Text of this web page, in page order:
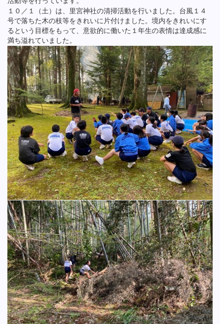
１０／１（土）は、里宮神社の清掃活動を行いました。台風１４
号で落ちた木の枝等をきれいに片付けました。境内をきれいにす
るという目標をもって、意欲的に働いた１年生の表情は達成感に
満ち溢れていました。